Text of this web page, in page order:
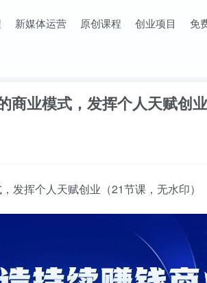
新媒体运营 原创课程 创业项目 免
业模式，发挥个人天赋创
发挥个人天赋创业（21节课，无水印）